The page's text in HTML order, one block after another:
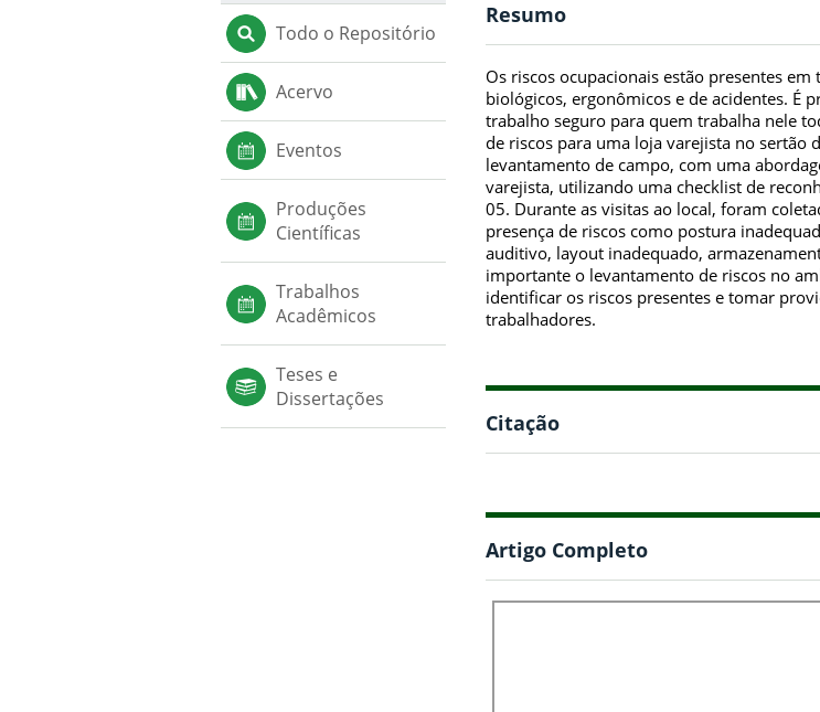
Todo o Repositório
Acervo
Eventos
Produções
Científicas
Trabalhos
Acadêmicos
Teses e
Dissertações
Resumo
Os riscos ocupacionais estão presentes
biológicos, ergonômicos e de acidentes. É
trabalho seguro para quem trabalha nele
de riscos para uma loja varejista no sertão
levantamento de campo, com uma
varejista, utilizando uma checklist de
05. Durante as visitas ao local, foram
presença de riscos como postura
auditivo, layout inadequado,
importante o levantamento de riscos no
identificar os riscos presentes e tomar
trabalhadores.
Citação
Artigo Completo